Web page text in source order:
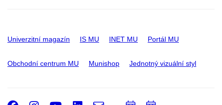
Univerzitní magazín IS MU INET MU Portál MU
Obchodní centrum MU Munishop Jednotný vizuální styl